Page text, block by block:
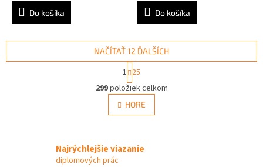
Do košíka Do košíka
O
v
l
á
c
NAČÍTAŤ 12 ĎALŠÍCH
t
r
á
n
k
a
1 25
299položiek celkom
HORE
Najrýchlejšie viazanie
diplomových prác